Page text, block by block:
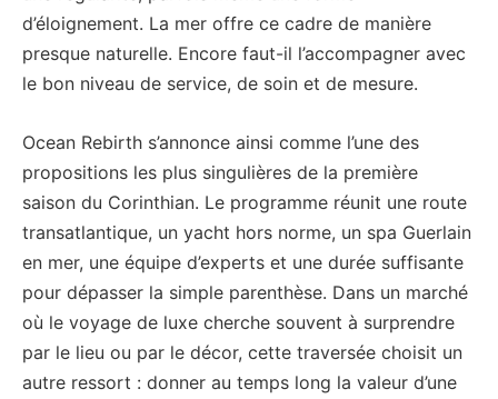
d’éloignement. La mer offre ce cadre de manière
presque naturelle. Encore faut-il l’accompagner avec
le bon niveau de service, de soin et de mesure.
Ocean Rebirth s’annonce ainsi comme l’une des
propositions les plus singulières de la première
saison du Corinthian. Le programme réunit une route
transatlantique, un yacht hors norme, un spa Guerlain
en mer, une équipe d’experts et une durée suffisante
pour dépasser la simple parenthèse. Dans un marché
où le voyage de luxe cherche souvent à surprendre
par le lieu ou par le décor, cette traversée choisit un
autre ressort : donner au temps long la valeur d’une